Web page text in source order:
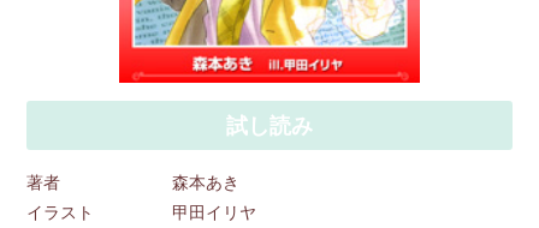
試し読み
著者
森本あき
イラスト
甲田イリヤ